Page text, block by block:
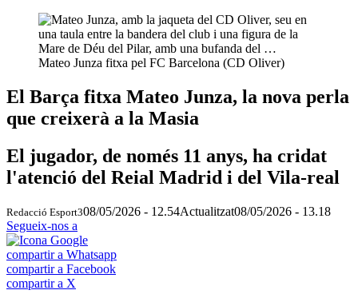
Mateo Junza fitxa pel FC Barcelona (CD Oliver)
El Barça fitxa Mateo Junza, la nova perla
que creixerà a la Masia
El jugador, de només 11 anys, ha cridat
l'atenció del Reial Madrid i del Vila-real
Redacció Esport308/05/2026 - 12.54Actualitzat08/05/2026 - 13.18
Segueix-nos a
compartir a Whatsapp
compartir a Facebook
compartir a X